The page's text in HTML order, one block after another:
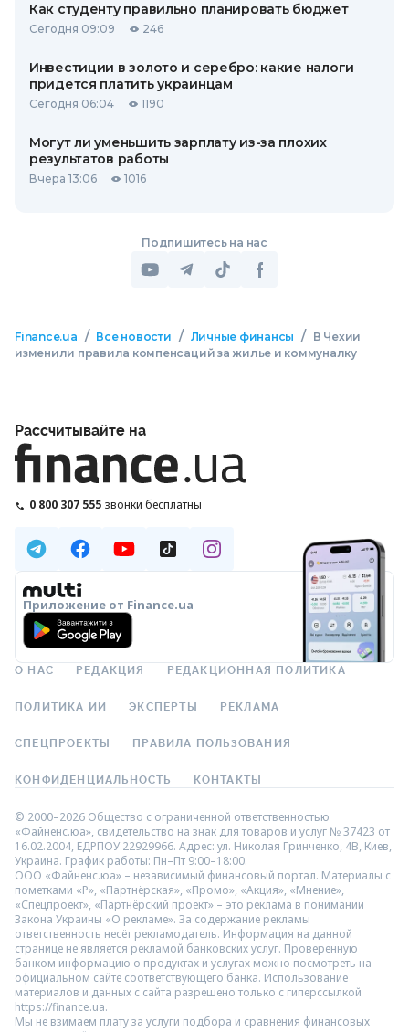
Как студенту правильно планировать бюджет
Сегодня 09:09 246
Инвестиции в золото и серебро: какие налоги
придется платить украинцам
Сегодня 06:04 1190
Могут ли уменьшить зарплату из-за плохих
результатов работы
Вчера 13:06 1016
Подпишитесь на нас
Finance.ua / Все новости / Личные финансы /
В Чехии
изменили правила компенсаций за жилье и коммуналку
Рассчитывайте на
0 800 307 555 звонки бесплатны
Приложение от Finance.ua
О НАС РЕДАКЦИЯ РЕДАКЦИОННАЯ ПОЛИТИКА
ПОЛИТИКА ИИ ЭКСПЕРТЫ РЕКЛАМА
СПЕЦПРОЕКТЫ ПРАВИЛА ПОЛЬЗОВАНИЯ
КОНФИДЕНЦИАЛЬНОСТЬ КОНТАКТЫ
© 2000–2026 Общество с ограниченной ответственностью
«Файненс.юа», свидетельство на знак для товаров и услуг № 37423 от
16.02.2004, ЕДРПОУ 22929966. Адрес: ул. Николая Гринченко, 4В, Киев,
Украина. График работы: Пн–Пт 9:00–18:00.
ООО «Файненс.юа» – независимый финансовый портал. Материалы с
пометками «Р», «Партнёрская», «Промо», «Акция», «Мнение»,
«Спецпроект», «Партнёрский проект» – это реклама в понимании
Закона Украины «О рекламе». За содержание рекламы
ответственность несёт рекламодатель. Информация на данной
странице не является рекламой банковских услуг. Проверенную
банком информацию о продуктах и услугах можно посмотреть на
официальном сайте соответствующего банка. Использование
материалов и данных с сайта разрешено только с гиперссылкой
https://finance.ua.
Мы не взимаем плату за услуги подбора и сравнения финансовых